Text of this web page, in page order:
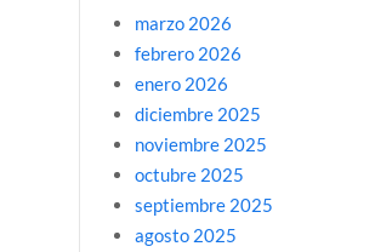
marzo 2026
febrero 2026
enero 2026
diciembre 2025
noviembre 2025
octubre 2025
septiembre 2025
agosto 2025